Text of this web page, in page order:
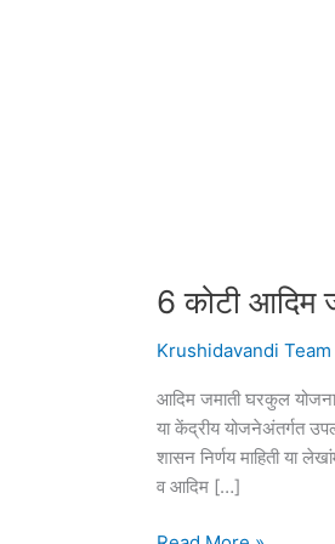
6 कोटी आदिम
Krushidavandi Team
आदिम जमाती घरकुल
या केंद्रीय योजनेअंतर्गत
शासन निर्णय माहिती या
व आदिम […]